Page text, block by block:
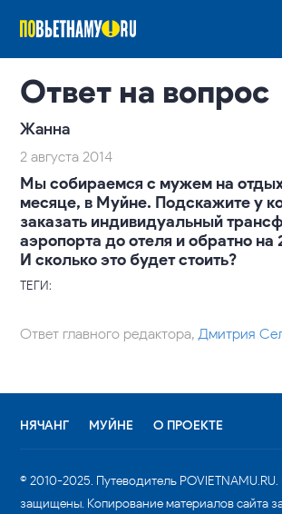
Ответ на вопрос
Жанна
2 августа 2014
Мы собираемся с мужем на
месяце, в Муйне. Подскажите у
заказать индивидуальный
аэропорта до отеля и обратно на
И сколько это будет стоить?
ТЕГИ:
Ответ главного редактора,Дмитрия
НЯЧАНГ МУЙНЕ О ПРОЕКТЕ
© 2010-2025. Путеводитель POVIETNAMU.RU.
защищены. Копирование материалов сайта